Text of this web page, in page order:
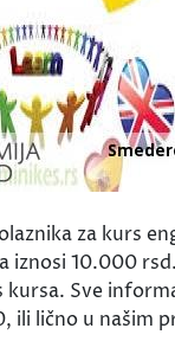
za kurs
iznosi 10.000
kursa. Sve
lično u našim